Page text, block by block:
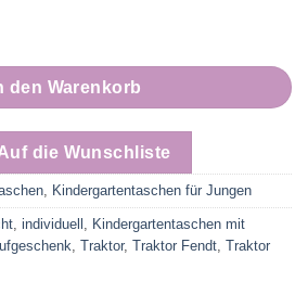
| Traktor gestickt Menge
den Warenkorb
die Wunschliste
Kindergartentaschen für Jungen
individuell
Kindergartentaschen mit
Traktor, Traktor Fendt Traktor